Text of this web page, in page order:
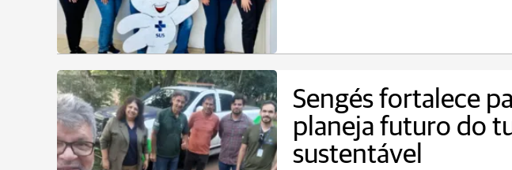
Sengés fortalece
planeja futuro do
sustentável